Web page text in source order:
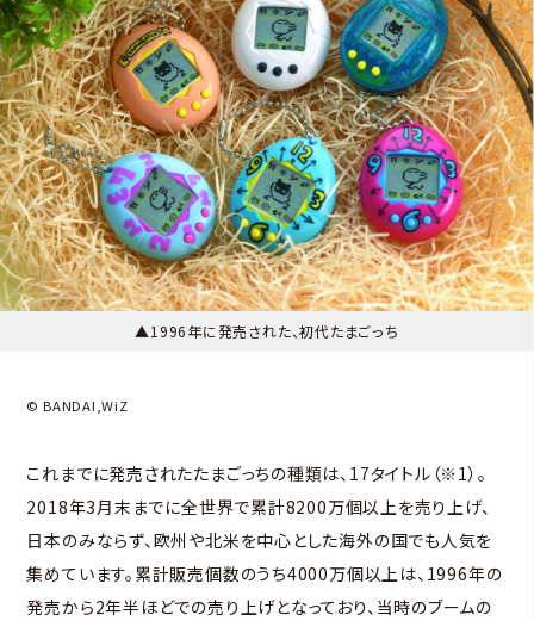
▲1996年に発売された、初代たまごっち
© BANDAI,WiZ
これまでに発売されたたまごっちの種類は、17タイトル（※1）。
2018年3月末までに全世界で累計8200万個以上を売り上げ、
日本のみならず、欧州や北米を中心とした海外の国でも人気を
集めています。累計販売個数のうち4000万個以上は、1996年の
発売から2年半ほどでの売り上げとなっており、当時のブームの